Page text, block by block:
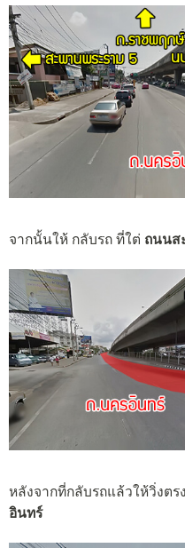
จากนั้นให้ กลับรถ ที่ใต่ ถนนส
หลังจากที่กลับรถแล้วให้วิ่งตร
อินทร์